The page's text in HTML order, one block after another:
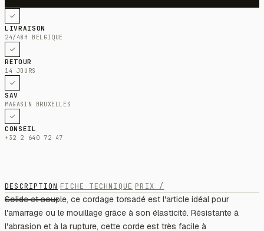
LIVRAISON
24/48H BELGIQUE
RETOUR
14 JOURS
SAV
MAGASIN BRUXELLES
CONSEIL
+32 2 640 72 47
DESCRIPTION FICHE TECHNIQUE PRIX /
Solide et souple, ce cordage torsadé est l'article idéal pour
l'amarrage ou le mouillage grâce à son élasticité. Résistante à
l'abrasion et à la rupture, cette corde est très facile à